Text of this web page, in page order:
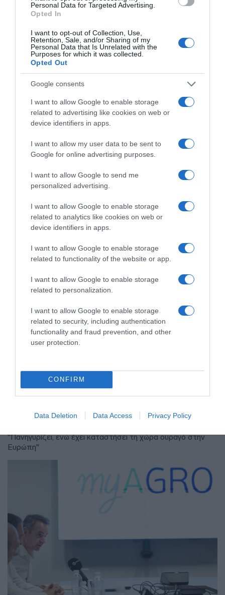
Personal Data for Targeted Advertising.
Opted In
I want to opt-out of Collection, Use,
Retention, Sale, and/or Sharing of my
Personal Data that Is Unrelated with the
Purposes for which it was collected.
Opted Out
Google consents
I want to allow Google to enable storage
related to advertising like cookies on web or
device identifiers in apps.
I want to allow my user data to be sent to
Google for online advertising purposes.
I want to allow Google to send me
personalized advertising.
I want to allow Google to enable storage
related to analytics like cookies on web or
device identifiers in apps.
I want to allow Google to enable storage
related to functionality of the website or app.
I want to allow Google to enable storage
related to personalization.
I want to allow Google to enable storage
related to security, including authentication
functionality and fraud prevention, and other
user protection.
CONFIRM
Data Deletion Data Access Privacy Policy
ΠΟΛΙΤΙΚΗ
Θεοδωρικάκος: “Στηρίζουμε την
βιομηχανία για μια οικονομία πιο
μισθούς”
ΠΑΣΟΚ για ΟΣΔΕ: “Η κυβέρνηση
επιχειρεί να μετατρέψει ένα
πρωθυπουργική φιέστα”
"Πανηγυρίζει, ενώ έχει καταστήσει τη χώρα ουραγό στην
Ευρώπη"